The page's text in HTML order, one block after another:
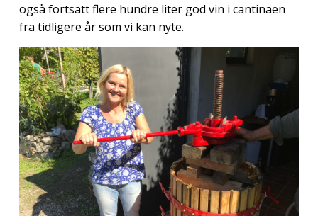
også fortsatt flere hundre liter god vin i cantinaen
fra tidligere år som vi kan nyte.